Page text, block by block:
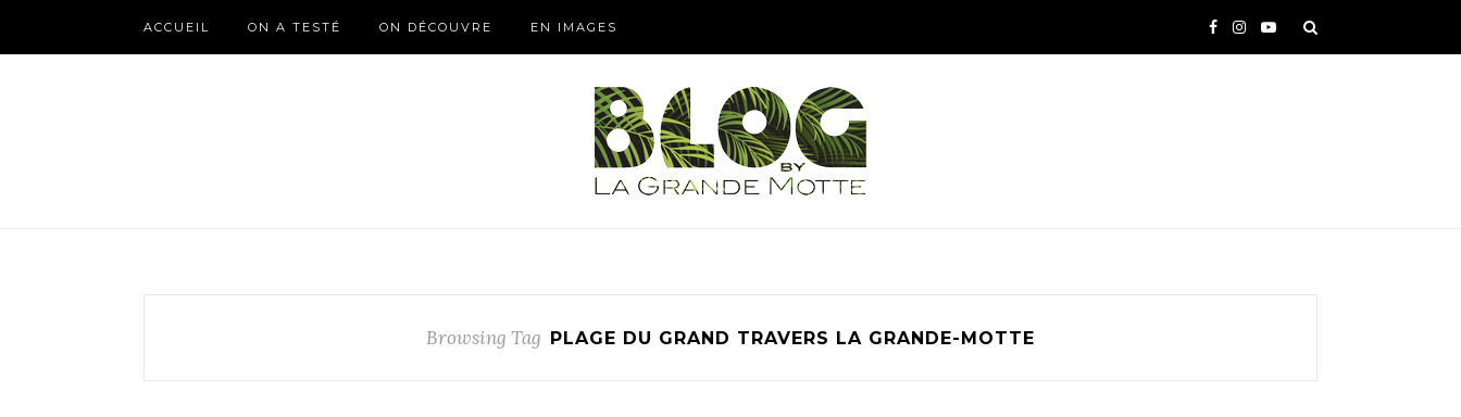
ACCUEIL ON A TESTÉ ON DÉCOUVRE EN IMAGES
Browsing Tag PLAGE DU GRAND TRAVERS LA GRANDE-MOTTE